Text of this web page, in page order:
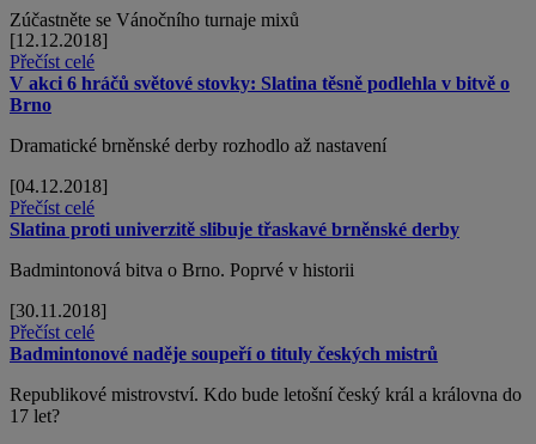
Zúčastněte se Vánočního turnaje mixů
[12.12.2018]
Přečíst celé
V akci 6 hráčů světové stovky: Slatina těsně podlehla v bitvě o
Brno
Dramatické brněnské derby rozhodlo až nastavení
[04.12.2018]
Přečíst celé
Slatina proti univerzitě slibuje třaskavé brněnské derby
Badmintonová bitva o Brno. Poprvé v historii
[30.11.2018]
Přečíst celé
Badmintonové naděje soupeří o tituly českých mistrů
Republikové mistrovství. Kdo bude letošní český král a královna do
17 let?